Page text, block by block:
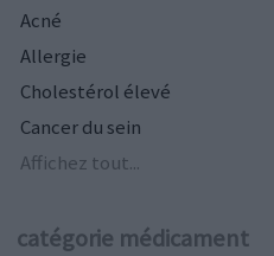
Acné
Allergie
Cholestérol élevé
Cancer du sein
Affichez tout...
catégorie médicament